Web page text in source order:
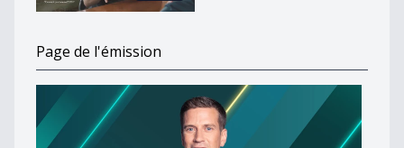
Page de l'émission